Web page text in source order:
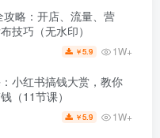
略：开店、流量、营
技巧（无水印）
￥5.9 1W+
小红书搞钱大赏，教你
（11节课）
￥5.9 1W+